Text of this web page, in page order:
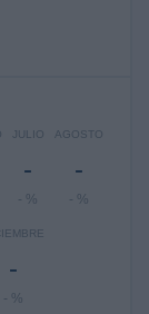
JULIO
-
- %
AGOSTO
-
- %
-
- %